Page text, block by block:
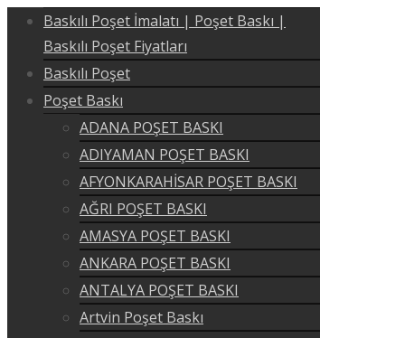
Baskılı Poşet İmalatı | Poşet Baskı |
Baskılı Poşet Fiyatları
Baskılı Poşet
Poşet Baskı
ADANA POŞET BASKI
ADIYAMAN POŞET BASKI
AFYONKARAHİSAR POŞET BASKI
AĞRI POŞET BASKI
AMASYA POŞET BASKI
ANKARA POŞET BASKI
ANTALYA POŞET BASKI
Artvin Poşet Baskı